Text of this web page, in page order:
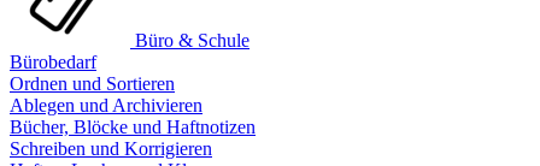
Büro & Schule
Bürobedarf
Ordnen und Sortieren
Ablegen und Archivieren
Bücher, Blöcke und Haftnotizen
Schreiben und Korrigieren